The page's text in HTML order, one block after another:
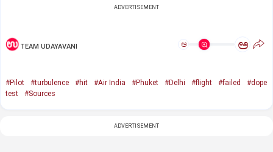
ADVERTISEMENT
TEAM UDAYAVANI ಅ ಅ
#Pilot #turbulence #hit #Air India #Phuket #Delhi #flight #failed
#dope
test
#Sources
ADVERTISEMENT